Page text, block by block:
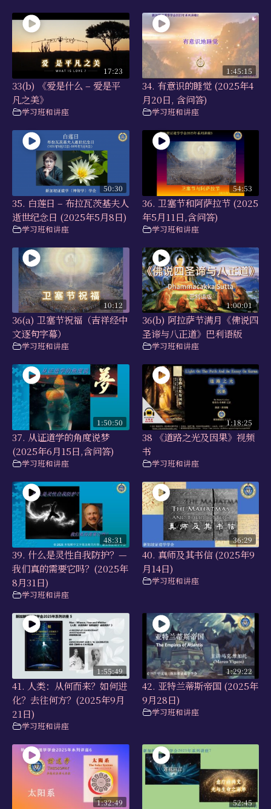
17:23
33(b) 《爱是什么 – 爱是平
凡之美》
学习班和讲座
1:45:15
34. 有意识的睡觉 (2025年4
月20日, 含问答)
学习班和讲座
50:30
35. 白莲日 – 布拉瓦茨基夫人
逝世纪念日 (2025年5月8日)
学习班和讲座
54:53
36. 卫塞节和阿萨拉节 (2025
年5月11日,含问答)
学习班和讲座
10:12
36(a) 卫塞节祝福（吉祥经中
文逐句字幕）
学习班和讲座
1:00:01
36(b) 阿拉萨节满月《佛说四
圣谛与八正道》巴利语版
学习班和讲座
1:50:50
37. 从证道学的角度说梦
(2025年6月15日,含问答)
学习班和讲座
1:18:25
38 《道路之光及因果》视频
书
学习班和讲座
48:31
39. 什么是灵性自我防护？—
我们真的需要它吗？(2025年
8月31日)
学习班和讲座
36:29
40. 真师及其书信 (2025年9
月14日)
学习班和讲座
1:55:49
41. 人类：从何而来？如何进
化？去往何方？(2025年9月
21日)
学习班和讲座
1:29:22
42. 亚特兰蒂斯帝国 (2025年
9月28日)
学习班和讲座
1:32:49 52:45